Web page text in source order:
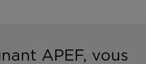
APEF, vous